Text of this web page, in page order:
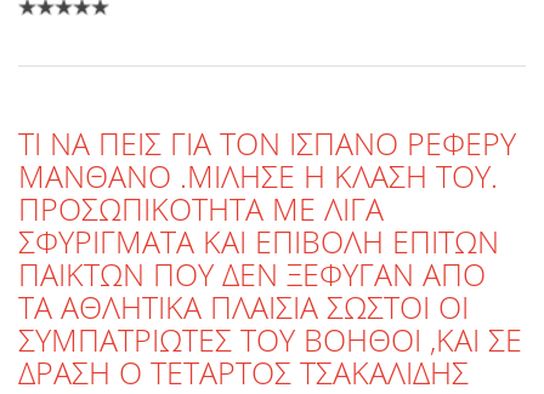
TI NΑ ΠΕΙΣ ΓΙΑ ΤΟΝ ΙΣΠΑΝΟ ΡΕΦΕΡΥ
ΜΑΝΘΑΝΟ .ΜΙΛΗΣΕ Η ΚΛΑΣΗ ΤΟΥ.
ΠΡΟΣΩΠΙΚΟΤΗΤΑ ΜΕ ΛΙΓΑ
ΣΦΥΡΙΓΜΑΤΑ ΚΑΙ ΕΠΙΒΟΛΗ ΕΠΙΤΩΝ
ΠΑΙΚΤΩΝ ΠΟΥ ΔΕΝ ΞΕΦΥΓΑΝ ΑΠΟ
ΤΑ ΑΘΛΗΤΙΚΑ ΠΛΑΙΣΙΑ ΣΩΣΤΟΙ ΟΙ
ΣΥΜΠΑΤΡΙΩΤΕΣ ΤΟΥ ΒΟΗΘΟΙ ,ΚΑΙ ΣΕ
ΔΡΑΣΗ Ο ΤΕΤΑΡΤΟΣ ΤΣΑΚΑΛΙΔΗΣ